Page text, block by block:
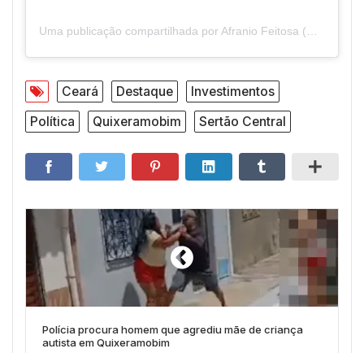
Ceará Destaque
Investimentos
Política
Quixeramobim Sertão Central
Polícia procura homem que agrediu mãe de criança
autista em Quixeramobim